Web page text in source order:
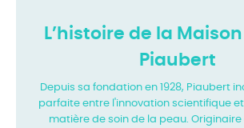
L’histoire de la
Piaubert
Depuis sa fondation en 1928, Piaubert
parfaite entre l'innovation scientifique
matière de soin de la peau. Originaire